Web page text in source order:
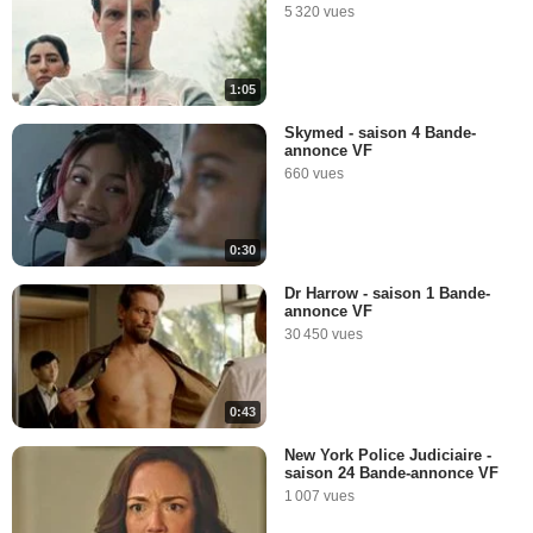
1:05
5 320 vues
0:30
Skymed - saison 4 Bande-
annonce VF
660 vues
0:43
Dr Harrow - saison 1 Bande-
annonce VF
30 450 vues
New York Police Judiciaire -
saison 24 Bande-annonce VF
1 007 vues